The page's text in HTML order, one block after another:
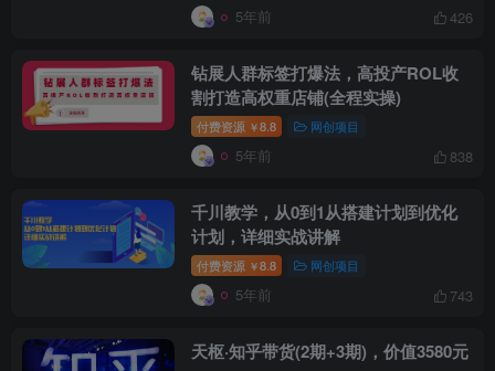
5年前 426
钻展人群标签打爆法，高投产ROL收
割打造高权重店铺(全程实操)
付费资源 ￥8.8 网创项目
5年前 838
千川教学，从0到1从搭建计划到优化
计划，详细实战讲解
付费资源 ￥8.8 网创项目
5年前 743
天枢·知乎带货(2期+3期)，价值3580元